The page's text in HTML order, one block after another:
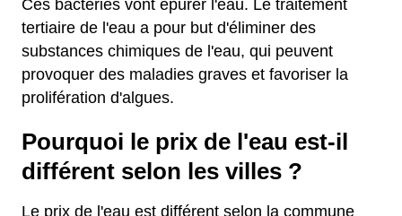
Ces bactéries vont épurer l'eau. Le traitement
tertiaire de l'eau a pour but d'éliminer des
substances chimiques de l'eau, qui peuvent
provoquer des maladies graves et favoriser la
prolifération d'algues.
Pourquoi le prix de l'eau est-il
différent selon les villes ?
Le prix de l'eau est différent selon la commune